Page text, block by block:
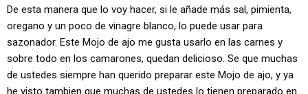
De esta manera que lo voy hacer, si le añade más sal, pimienta,
oregano y un poco de vinagre blanco, lo puede usar para
sazonador. Este Mojo de ajo me gusta usarlo en las carnes y
sobre todo en los camarones, quedan delicioso. Se que muchas
de ustedes siempre han querido preparar este Mojo de ajo, y ya
he visto tambien que muchas de ustedes lo tienen preparado en